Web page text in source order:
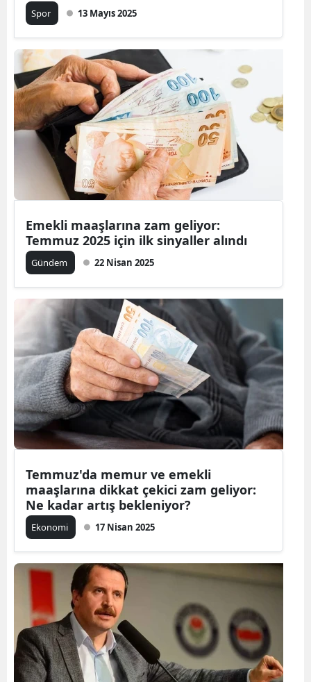
Spor 13 Mayıs 2025
Emekli maaşlarına zam geliyor:
Temmuz 2025 için ilk sinyaller alındı
Gündem 22 Nisan 2025
Temmuz'da memur ve emekli
maaşlarına dikkat çekici zam geliyor:
Ne kadar artış bekleniyor?
Ekonomi 17 Nisan 2025